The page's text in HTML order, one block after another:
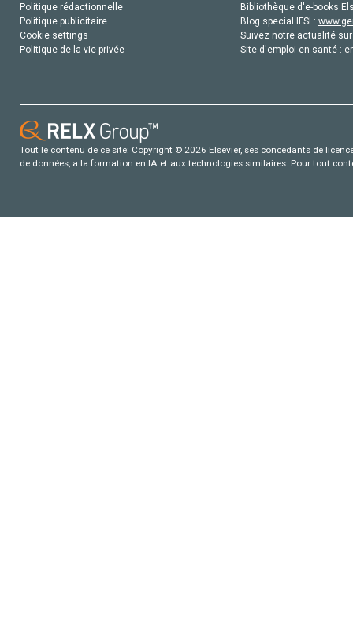
Politique rédactionnelle
Politique publicitaire
Cookie settings
Politique de la vie privée
Bibliothèque d'e-books
Blog special IFSI :
Suivez notre actualité
Site d'emploi en santé :
Tout le contenu de ce site: Copyright © 2026 Elsevier, ses concédants de
de données, a la formation en IA et aux technologies similaires. Pour tout